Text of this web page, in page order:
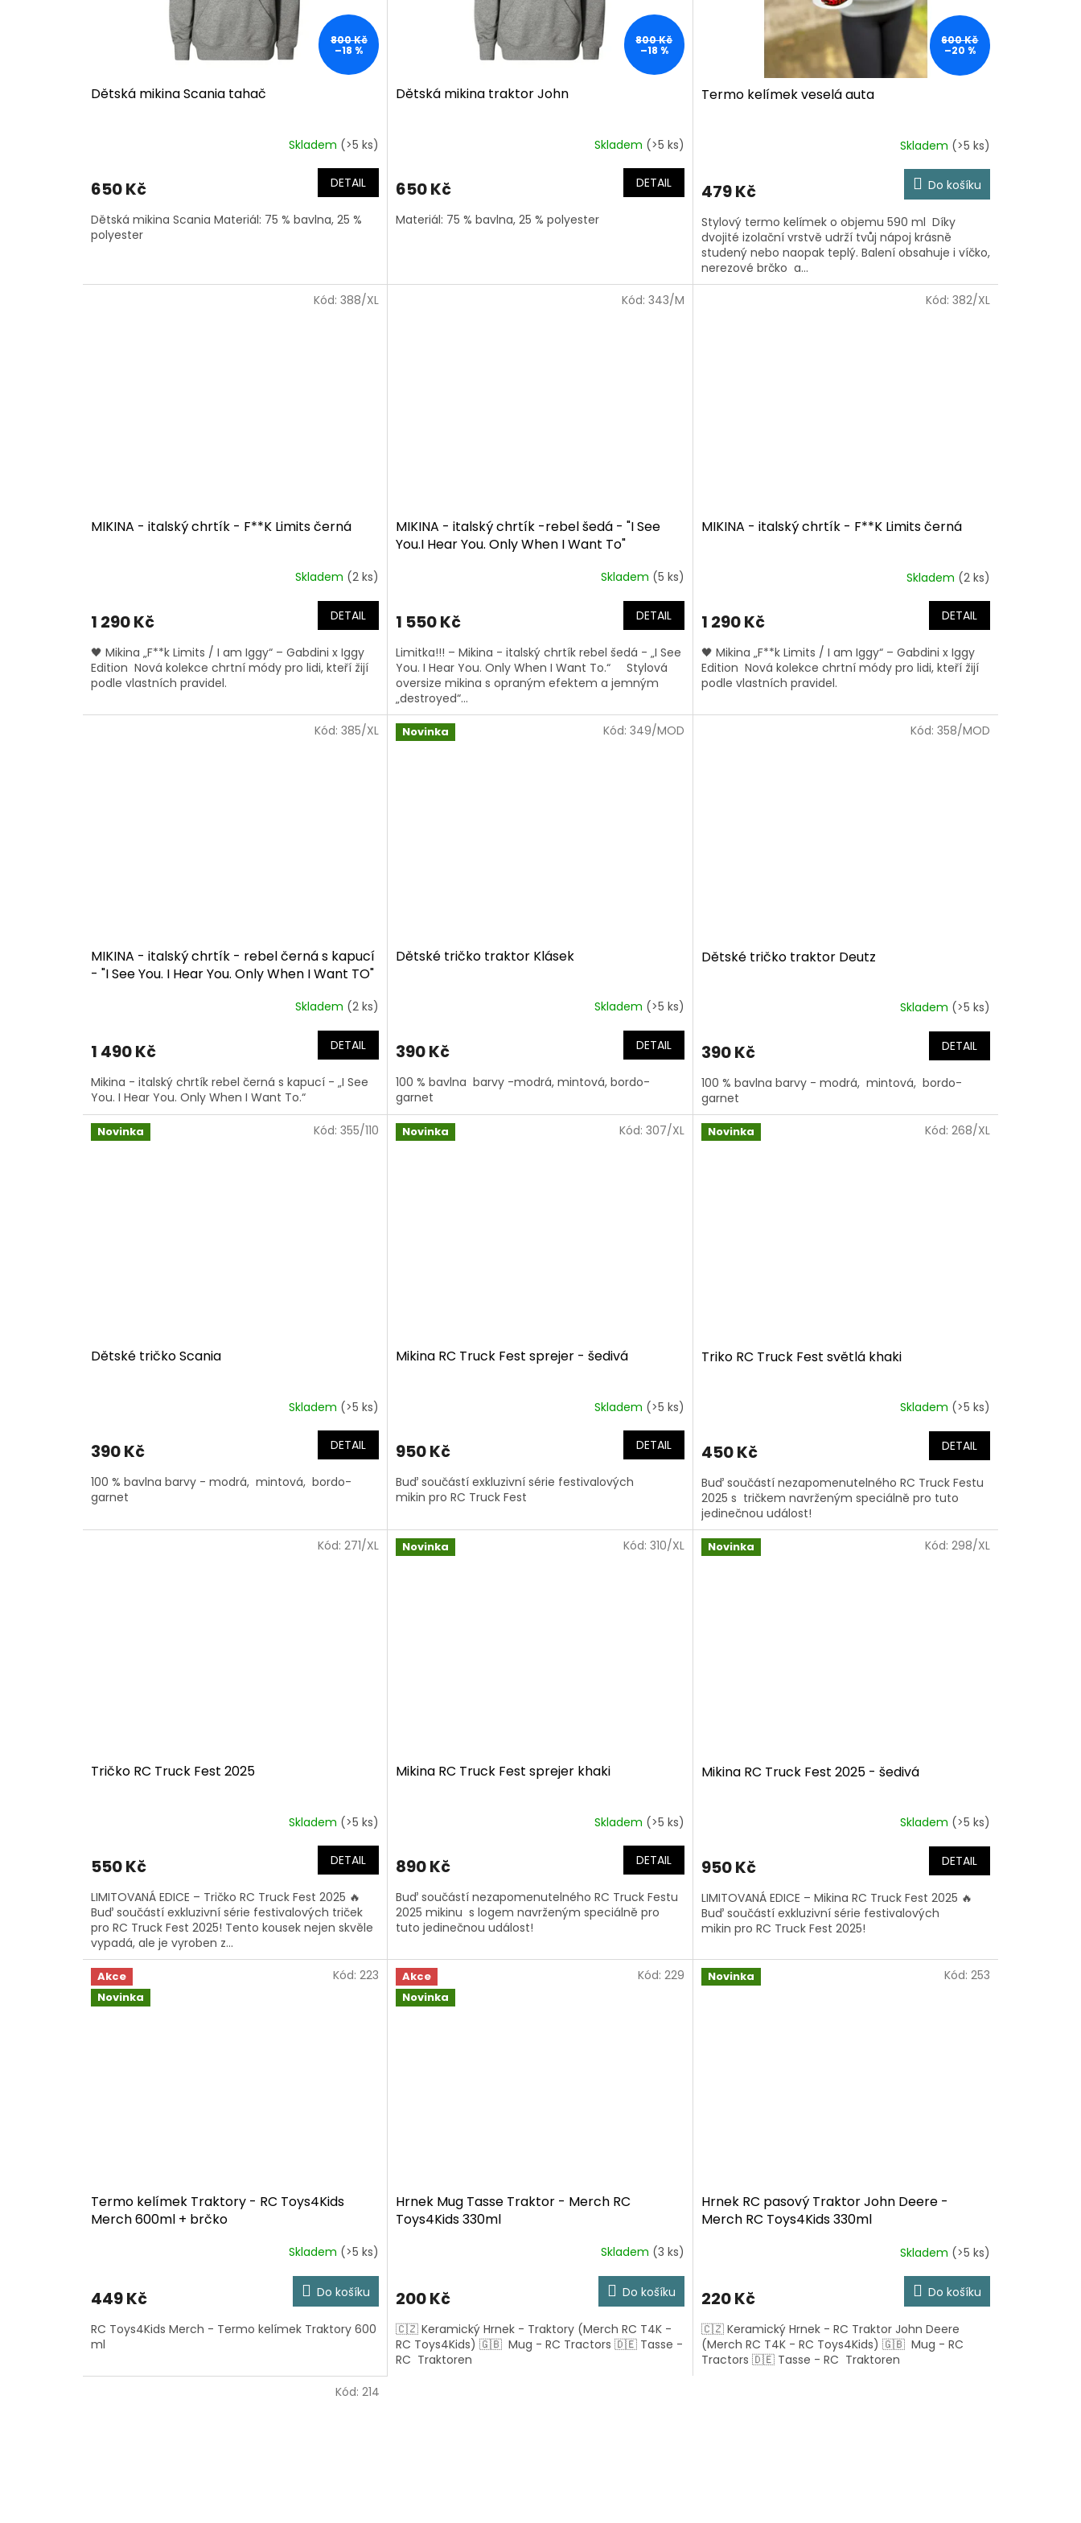
800 Kč
–18 %
Dětská mikina Scania tahač
Skladem (>5 ks)
650 Kč DETAIL
Dětská mikina Scania Materiál: 75 % bavlna, 25 %
polyester
800 Kč
–18 %
Dětská mikina traktor John
Skladem (>5 ks)
650 Kč DETAIL
Materiál: 75 % bavlna, 25 % polyester
600 Kč
–20 %
Termo kelímek veselá auta
Skladem (>5 ks)
479 Kč Do košíku
Stylový termo kelímek o objemu 590 ml Díky
dvojité izolační vrstvě udrží tvůj nápoj krásně
studený nebo naopak teplý. Balení obsahuje i víčko,
nerezové brčko a...
MIKINA - italský chrtík - F**K Limits černá
Skladem (2 ks)
1 290 Kč DETAIL
🖤 Mikina „F**k Limits / I am Iggy“ – Gabdini x Iggy
Edition Nová kolekce chrtní módy pro lidi, kteří žijí
podle vlastních pravidel.
Kód:388/XL
MIKINA - italský chrtík -rebel šedá - "I See
You.I Hear You. Only When I Want To"
Skladem (5 ks)
1 550 Kč DETAIL
Limitka!!! – Mikina - italský chrtík rebel šedá - „I See
You. I Hear You. Only When I Want To.“ Stylová
oversize mikina s opraným efektem a jemným
„destroyed“...
Kód: 343/M
MIKINA - italský chrtík - F**K Limits černá
Skladem (2 ks)
1 290 Kč DETAIL
🖤 Mikina „F**k Limits / I am Iggy“ – Gabdini x Iggy
Edition Nová kolekce chrtní módy pro lidi, kteří žijí
podle vlastních pravidel.
Kód: 382/XL
MIKINA - italský chrtík - rebel černá s kapucí
- "I See You. I Hear You. Only When I Want TO"
Skladem (2 ks)
1 490 Kč DETAIL
Mikina - italský chrtík rebel černá s kapucí - „I See
You. I Hear You. Only When I Want To.“
Kód:385/XL Novinka
Dětské tričko traktor Klásek
Skladem (>5 ks)
390 Kč DETAIL
100 % bavlna barvy -modrá, mintová, bordo-
garnet
Kód: 349/MOD
Dětské tričko traktor Deutz
Skladem (>5 ks)
390 Kč DETAIL
100 % bavlna barvy - modrá, mintová, bordo-
garnet
Kód: 358/MOD
Novinka
Dětské tričko Scania
Skladem (>5 ks)
390 Kč DETAIL
100 % bavlna barvy - modrá, mintová, bordo-
garnet
Kód:355/110 Novinka
Mikina RC Truck Fest sprejer - šedivá
Skladem (>5 ks)
950 Kč DETAIL
Buď součástí exkluzivní série festivalových
mikin pro RC Truck Fest
Kód: 307/XL Novinka
Triko RC Truck Fest světlá khaki
Skladem (>5 ks)
450 Kč DETAIL
Buď součástí nezapomenutelného RC Truck Festu
2025 s tričkem navrženým speciálně pro tuto
jedinečnou událost!
Kód: 268/XL
Tričko RC Truck Fest 2025
Skladem (>5 ks)
550 Kč DETAIL
LIMITOVANÁ EDICE – Tričko RC Truck Fest 2025 🔥
Buď součástí exkluzivní série festivalových triček
pro RC Truck Fest 2025! Tento kousek nejen skvěle
vypadá, ale je vyroben z...
Kód:271/XL Novinka
Mikina RC Truck Fest sprejer khaki
Skladem (>5 ks)
890 Kč DETAIL
Buď součástí nezapomenutelného RC Truck Festu
2025 mikinu s logem navrženým speciálně pro
tuto jedinečnou událost!
Kód: 310/XL Novinka
Mikina RC Truck Fest 2025 - šedivá
Skladem (>5 ks)
950 Kč DETAIL
LIMITOVANÁ EDICE – Mikina RC Truck Fest 2025 🔥
Buď součástí exkluzivní série festivalových
mikin pro RC Truck Fest 2025!
Kód: 298/XL
Akce
Novinka
Termo kelímek Traktory - RC Toys4Kids
Merch 600ml + brčko
Skladem (>5 ks)
449 Kč Do košíku
RC Toys4Kids Merch - Termo kelímek Traktory 600
ml
Kód:223
Akce
Novinka
Hrnek Mug Tasse Traktor - Merch RC
Toys4Kids 330ml
Skladem (3 ks)
200 Kč Do košíku
🇨🇿 Keramický Hrnek - Traktory (Merch RC T4K -
RC Toys4Kids) 🇬🇧 Mug - RC Tractors 🇩🇪 Tasse -
RC Traktoren
Kód: 229 Novinka
Hrnek RC pasový Traktor John Deere -
Merch RC Toys4Kids 330ml
Skladem (>5 ks)
220 Kč Do košíku
🇨🇿 Keramický Hrnek - RC Traktor John Deere
(Merch RC T4K - RC Toys4Kids) 🇬🇧 Mug - RC
Tractors 🇩🇪 Tasse - RC Traktoren
Kód: 253
Kód:214